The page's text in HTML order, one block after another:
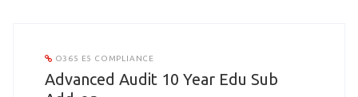
O365 E5 COMPLIANCE
Advanced Audit 10 Year Edu Sub